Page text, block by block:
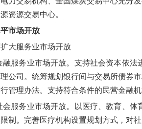
资源交易中心。
市场开放
扩大服务业市场开放
融服务业市场开放。支持社会资本依
公司。统筹规划银行间与交易所债券
管理办法。支持符合条件的民营金融
会服务业市场开放。以医疗、教育、
制。完善医疗机构设置规划方式，对